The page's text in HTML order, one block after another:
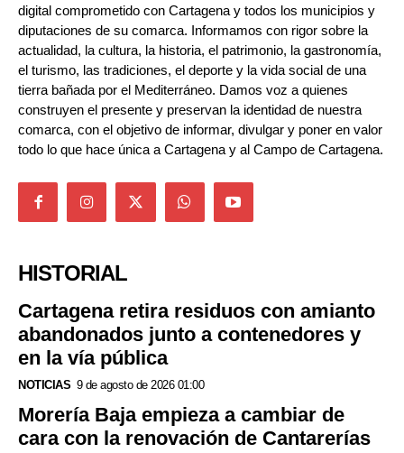
digital comprometido con Cartagena y todos los municipios y
diputaciones de su comarca. Informamos con rigor sobre la
actualidad, la cultura, la historia, el patrimonio, la gastronomía,
el turismo, las tradiciones, el deporte y la vida social de una
tierra bañada por el Mediterráneo. Damos voz a quienes
construyen el presente y preservan la identidad de nuestra
comarca, con el objetivo de informar, divulgar y poner en valor
todo lo que hace única a Cartagena y al Campo de Cartagena.
HISTORIAL
Cartagena retira residuos con amianto
abandonados junto a contenedores y
en la vía pública
NOTICIAS 9 de agosto de 2026 01:00
Morería Baja empieza a cambiar de
cara con la renovación de Cantarerías